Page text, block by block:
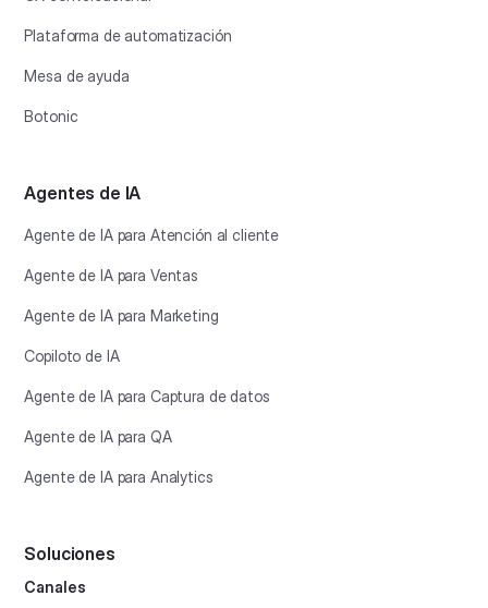
Plataforma de automatización
Mesa de ayuda
Botonic
Agentes de IA
Agente de IA para Atención al cliente
Agente de IA para Ventas
Agente de IA para Marketing
Copiloto de IA
Agente de IA para Captura de datos
Agente de IA para QA
Agente de IA para Analytics
Soluciones
Canales